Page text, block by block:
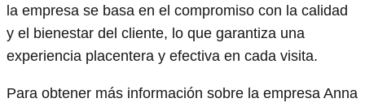
la empresa se basa en el compromiso con la calidad
y el bienestar del cliente, lo que garantiza una
experiencia placentera y efectiva en cada visita.
Para obtener más información sobre la empresa Anna